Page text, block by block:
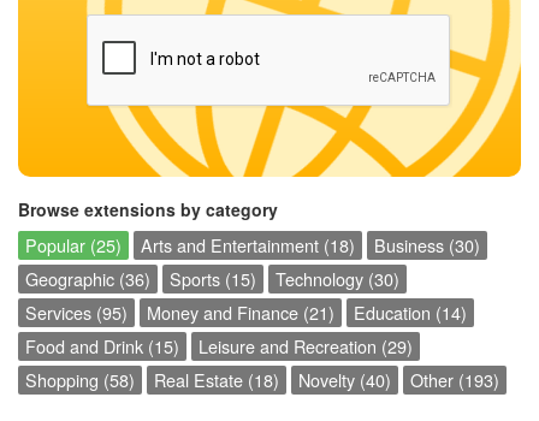
Browse extensions by category
Popular (25) Arts and Entertainment (18)
Business (30)
Geographic (36)
Sports (15)
Technology (30)
Services (95)
Money and Finance (21)
Education (14)
Food and Drink (15)
Leisure and Recreation (29)
Shopping (58)
Real Estate (18) Novelty (40) Other (193)